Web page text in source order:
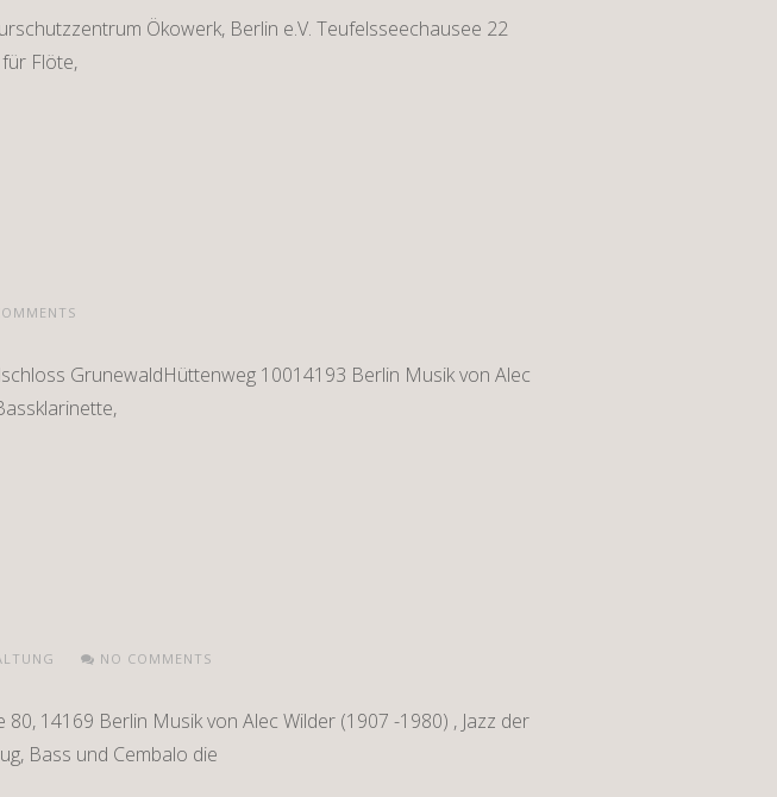
Ökowerk, Berlin e.V. Teufelsseechausee 22
Flöte,
GrunewaldHüttenweg 10014193 Berlin Musik von Alec
NO COMMENTS
14169 Berlin Musik von Alec Wilder (1907 -1980) , Jazz der
Bass und Cembalo die